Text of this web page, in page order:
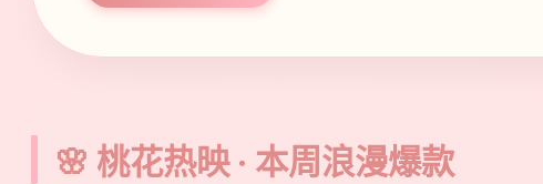
🌸 桃花热映 · 本周浪漫爆款